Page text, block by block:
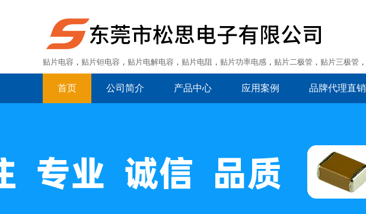
贴片电容 ， 贴片钽电容 ， 贴片电解电容 ， 贴片电阻 ， 贴片功率电感 ， 贴片二极管 ， 贴片三极管 ，
首页 公司简介 产品中心 应用案例 品牌代理直销